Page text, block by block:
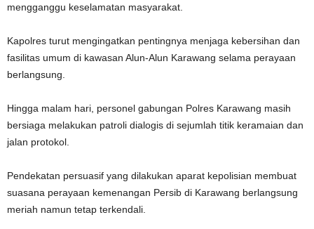
mengganggu keselamatan masyarakat.
Kapolres turut mengingatkan pentingnya menjaga kebersihan dan
fasilitas umum di kawasan Alun-Alun Karawang selama perayaan
berlangsung.
Hingga malam hari, personel gabungan Polres Karawang masih
bersiaga melakukan patroli dialogis di sejumlah titik keramaian dan
jalan protokol.
Pendekatan persuasif yang dilakukan aparat kepolisian membuat
suasana perayaan kemenangan Persib di Karawang berlangsung
meriah namun tetap terkendali.